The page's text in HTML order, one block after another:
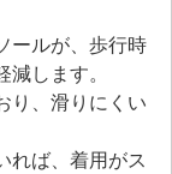
ールが、歩行時
します。
り、滑りにくい
れば、着用がス